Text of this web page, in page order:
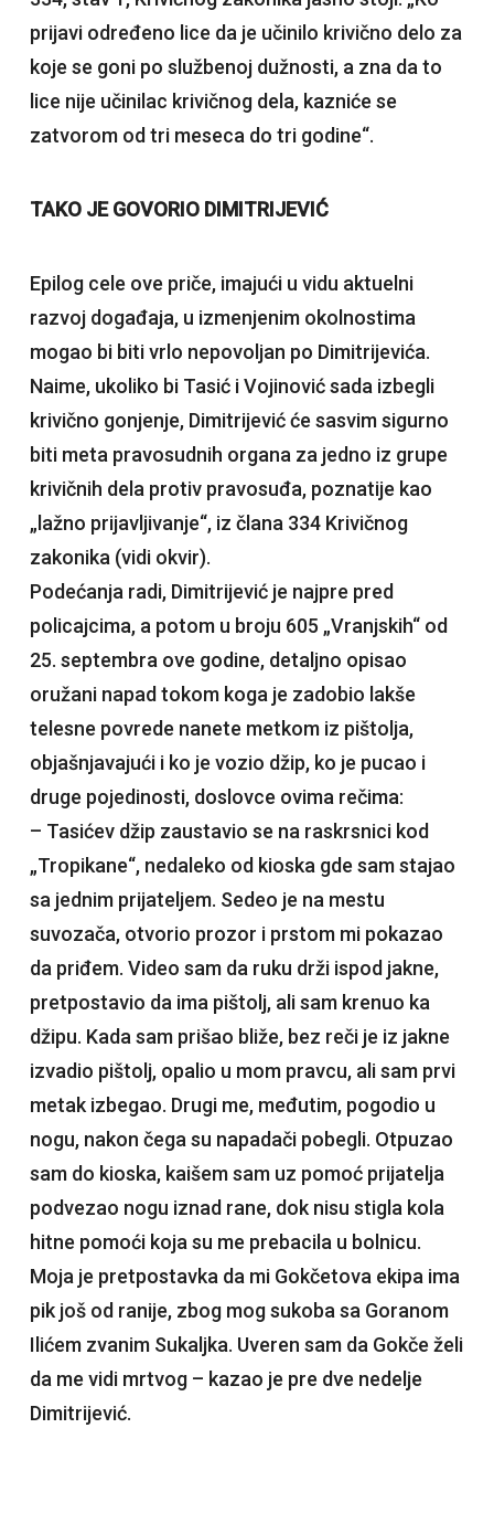
prijavi određeno lice da je učinilo krivično delo za
koje se goni po službenoj dužnosti, a zna da to
lice nije učinilac krivičnog dela, kazniće se
zatvorom od tri meseca do tri godine“.
TAKO JE GOVORIO DIMITRIJEVIĆ
Epilog cele ove priče, imajući u vidu aktuelni
razvoj događaja, u izmenjenim okolnostima
mogao bi biti vrlo nepovoljan po Dimitrijevića.
Naime, ukoliko bi Tasić i Vojinović sada izbegli
krivično gonjenje, Dimitrijević će sasvim sigurno
biti meta pravosudnih organa za jedno iz grupe
krivičnih dela protiv pravosuđa, poznatije kao
„lažno prijavljivanje“, iz člana 334 Krivičnog
zakonika (vidi okvir).
Podećanja radi, Dimitrijević je najpre pred
policajcima, a potom u broju 605 „Vranjskih“ od
25. septembra ove godine, detaljno opisao
oružani napad tokom koga je zadobio lakše
telesne povrede nanete metkom iz pištolja,
objašnjavajući i ko je vozio džip, ko je pucao i
druge pojedinosti, doslovce ovima rečima:
– Tasićev džip zaustavio se na raskrsnici kod
„Tropikane“, nedaleko od kioska gde sam stajao
sa jednim prijateljem. Sedeo je na mestu
suvozača, otvorio prozor i prstom mi pokazao
da priđem. Video sam da ruku drži ispod jakne,
pretpostavio da ima pištolj, ali sam krenuo ka
džipu. Kada sam prišao bliže, bez reči je iz jakne
izvadio pištolj, opalio u mom pravcu, ali sam prvi
metak izbegao. Drugi me, međutim, pogodio u
nogu, nakon čega su napadači pobegli. Otpuzao
sam do kioska, kaišem sam uz pomoć prijatelja
podvezao nogu iznad rane, dok nisu stigla kola
hitne pomoći koja su me prebacila u bolnicu.
Moja je pretpostavka da mi Gokčetova ekipa ima
pik još od ranije, zbog mog sukoba sa Goranom
Ilićem zvanim Sukaljka. Uveren sam da Gokče želi
da me vidi mrtvog – kazao je pre dve nedelje
Dimitrijević.